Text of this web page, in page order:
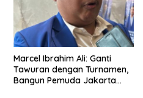
Marcel Ibrahim Ali: Ganti
Tawuran dengan Turnamen,
Bangun Pemuda Jakarta